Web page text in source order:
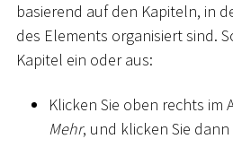
basierend auf den Kapiteln, in
des Elements organisiert sind.
Kapitel ein oder aus:
Klicken Sie oben rechts im
Mehr, und klicken Sie